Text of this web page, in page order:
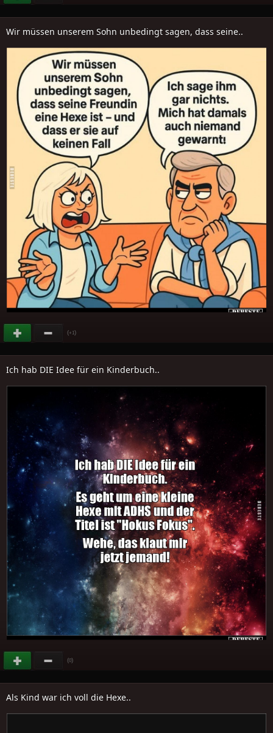
Wir müssen unserem Sohn unbedingt sagen, dass seine..
(+1)
Ich hab DIE Idee für ein Kinderbuch..
(0)
Als Kind war ich voll die Hexe..